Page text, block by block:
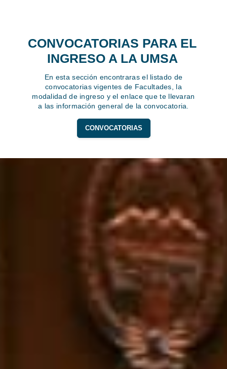
CONVOCATORIAS PARA EL
INGRESO A LA UMSA
En esta sección encontraras el listado de
convocatorias vigentes de Facultades, la
modalidad de ingreso y el enlace que te llevaran
a las información general de la convocatoria.
CONVOCATORIAS